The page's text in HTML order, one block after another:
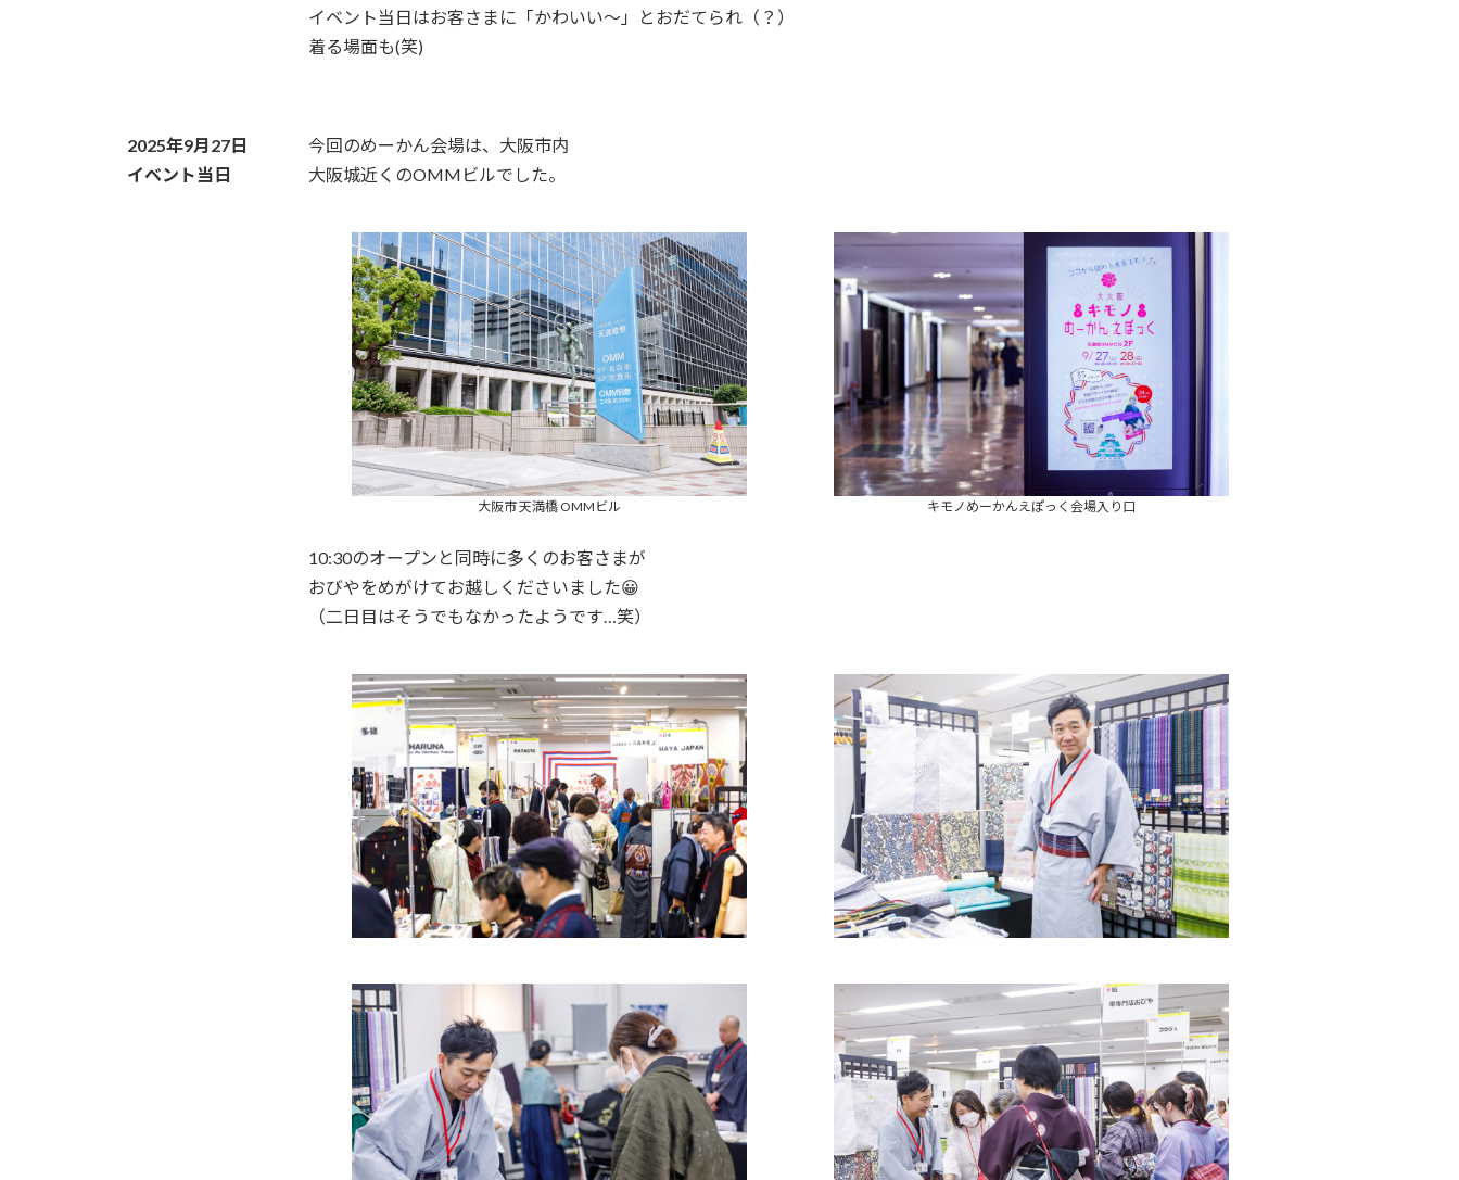
イベント当日はお客さまに「かわいい～」とおだてられ（？）
着る場面も(笑)
2025年9月27日
イベント当日
今回のめーかん会場は、大阪市内
大阪城近くのOMMビルでした。
大阪市 天満橋 OMMビル キモノめーかんえぽっく会場入り口
10:30のオープンと同時に多くのお客さまが
おびやをめがけてお越しくださいました😀
（二日目はそうでもなかったようです…笑）